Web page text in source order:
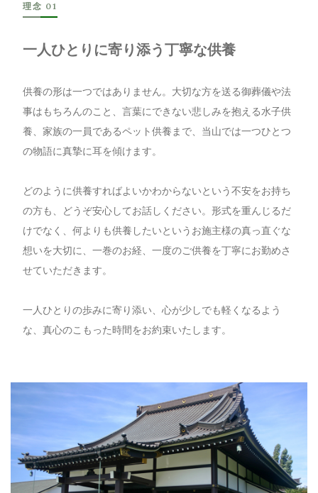
理念 01
一人ひとりに寄り添う丁寧な供養
供養の形は一つではありません。大切な方を送る御葬儀や法
事はもちろんのこと、言葉にできない悲しみを抱える水子供
養、家族の一員であるペット供養まで、当山では一つひとつ
の物語に真摯に耳を傾けます。
どのように供養すればよいかわからないという不安をお持ち
の方も、どうぞ安心してお話しください。形式を重んじるだ
けでなく、何よりも供養したいというお施主様の真っ直ぐな
想いを大切に、一巻のお経、一度のご供養を丁寧にお勤めさ
せていただきます。
一人ひとりの歩みに寄り添い、心が少しでも軽くなるよう
な、真心のこもった時間をお約束いたします。